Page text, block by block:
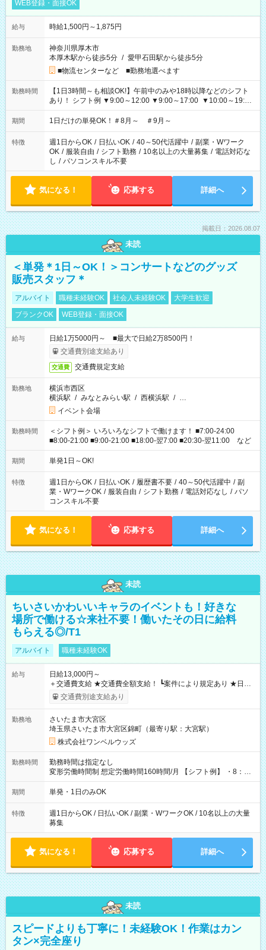
WEB登録・面接OK
給与 時給1,500円～1,875円
勤務地
神奈川県厚木市
本厚木駅から徒歩5分 / 愛甲石田駅から徒歩5分
■物流センターなど ■勤務地選べます
勤務時間
【1日3時間～も相談OK!】午前中のみや18時以降などのシフト
あり！ シフト例 ▼9:00～12:00 ▼9:00～17:00 ▼10:00～19:00
▼18:00～21:00
期間 1日だけの単発OK！＃8月～ ＃9月～
特徴 週1日からOK / 日払いOK / 40～50代活躍中 / 副業・Wワーク
OK / 服装自由 / シフト勤務 / 10名以上の大量募集 / 電話対応な
し / パソコンスキル不要
気になる！ 応募する 詳細へ
掲載日：2026.08.07
未読
＜単発＊1日～OK！＞コンサートなどのグッズ
販売スタッフ＊
アルバイト 職種未経験OK 社会人未経験OK
大学生歓迎
ブランクOK
WEB登録・面接OK
給与
日給1万5000円～ ■最大で日給2万8500円！
交通費別途支給あり
交通費 交通費規定支給
勤務地
横浜市西区
横浜駅 / みなとみらい駅 / 西横浜駅 / …
イベント会場
勤務時間
＜シフト例＞ いろいろなシフトで働けます！ ■7:00-24:00
■8:00-21:00 ■9:00-21:00 ■18:00-翌7:00 ■20:30-翌11:00 など
期間 単発1日～OK!
特徴 週1日からOK / 日払いOK / 履歴書不要 / 40～50代活躍中 / 副
業・WワークOK / 服装自由 / シフト勤務 / 電話対応なし / パソ
コンスキル不要
気になる！ 応募する 詳細へ
未読
ちいさいかわいいキャラのイベントも！好きな
場所で働ける☆来社不要！働いたその日に給料
もらえる◎/T1
アルバイト 職種未経験OK
給与
日給13,000円～
＋交通費支給 ★交通費全額支給！ ┗案件により規定あり ★日払
いOK！（規定あり） ┗働いたその日に現金GET♪ お仕事後はコ
ンビニATMから 日払い分を引き落とせます！ 【試用期間】試
交通費別途支給あり
勤務地
さいたま市大宮区
埼玉県さいたま市大宮区錦町（最寄り駅：大宮駅）
株式会社ワンベルウッズ
勤務時間
勤務時間は指定なし
変形労働時間制 想定労働時間160時間/月 【シフト例】 ・8：00
～21：00
期間 単発・1日のみOK
特徴
週1日からOK / 日払いOK / 副業・WワークOK / 10名以上の大量
募集
気になる！ 応募する 詳細へ
未読
スピードよりも丁寧に！未経験OK！作業はカン
タン×完全座り